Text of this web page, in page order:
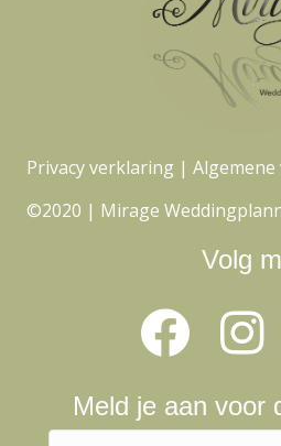
Privacy verklaring |
©2020 | Mirage
Volg
Meld je aan voor
N